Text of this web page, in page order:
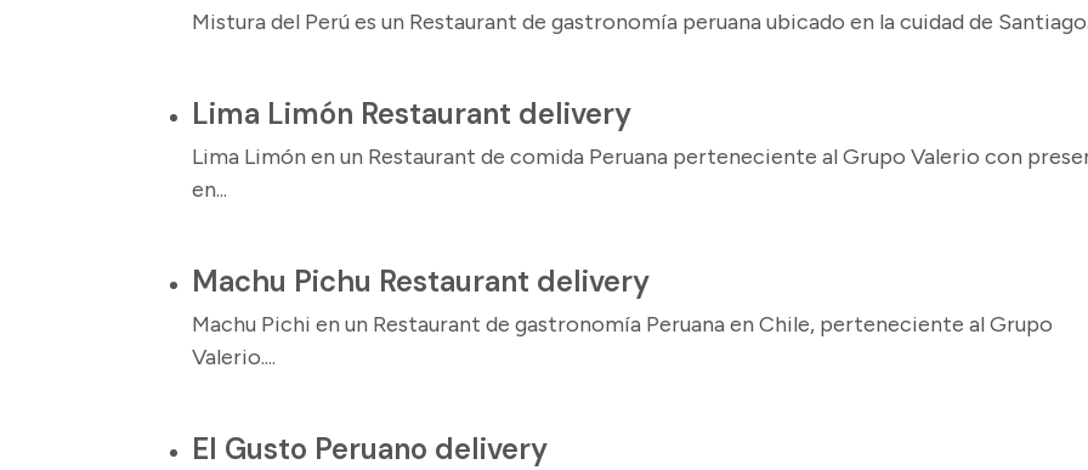
Mistura del Perú es un Restaurant de gastronomía peruana ubicado en la cuidad de
Lima Limón Restaurant delivery
Lima Limón en un Restaurant de comida Peruana perteneciente al Grupo Valerio con
en...
Machu Pichu Restaurant delivery
Machu Pichi en un Restaurant de gastronomía Peruana en Chile, perteneciente al Grupo
Valerio....
El Gusto Peruano delivery